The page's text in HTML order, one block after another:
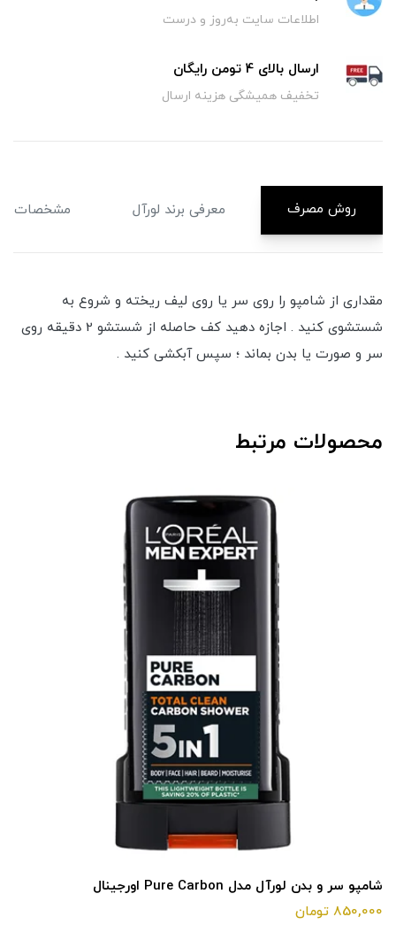
اطلاعات سایت به‌روز و درست
ارسال بالای 4 تومن رایگان
تخفیف همیشگی هزینه ارسال
روش مصرف معرفی برند لورآل مشخصات
مقداری از شامپو را روی سر یا روی لیف ریخته و شروع به
شستشوی کنید . اجازه دهید کف حاصله از شستشو 2 دقیقه روی
سر و صورت یا بدن بماند ؛ سپس آبکشی کنید .
محصولات مرتبط
شامپو سر و بدن لورآل مدل Pure Carbon اورجینال
850,000 تومان